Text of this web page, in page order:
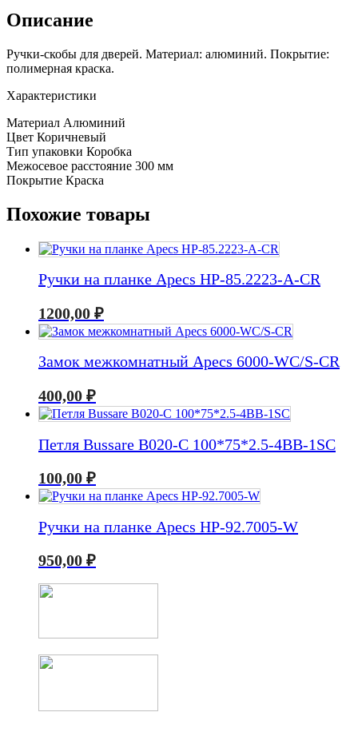
HC-
1005-
BR
Описание
Ручки-скобы для дверей. Материал: алюминий. Покрытие:
полимерная краска.
Характеристики
Материал Алюминий
Цвет Коричневый
Тип упаковки Коробка
Межосевое расстояние 300 мм
Покрытие Краска
Похожие товары
Ручки на планке Apecs HP-85.2223-A-CR
1200,00 ₽
Замок межкомнатный Apecs 6000-WC/S-CR
400,00 ₽
Петля Bussare B020-C 100*75*2.5-4BB-1SC
100,00 ₽
Ручки на планке Apecs HP-92.7005-W
950,00 ₽